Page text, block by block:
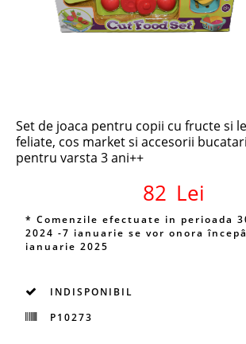
Set de joaca pentru copii cu fructe si
feliate, cos market si accesorii
pentru varsta 3 ani++
82 Lei
* Comenzile efectuate in perioada
2024 -7 ianuarie se vor onora
ianuarie 2025
INDISPONIBIL
P10273